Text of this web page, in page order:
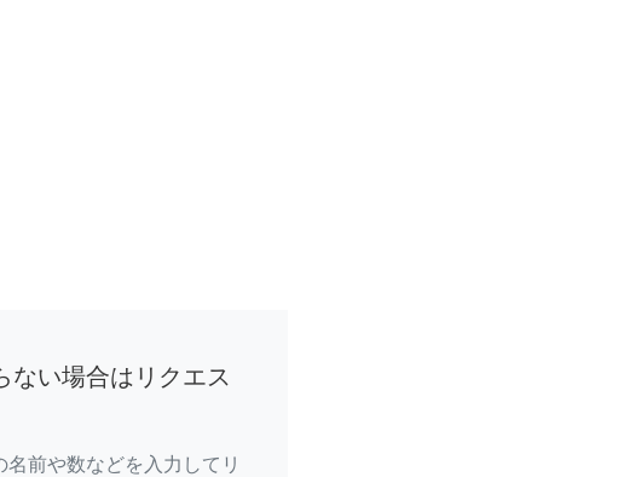
ない場合はリクエス
前や数などを入力してリ